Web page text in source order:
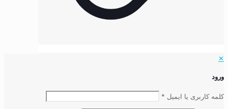
✕
ورود
کلمه کاربری یا ایمیل *